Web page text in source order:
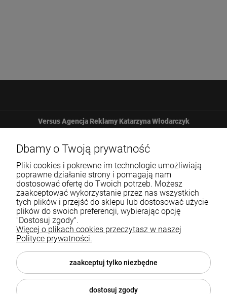
Versus Agencja Reklamy Katarzyna Włodarczyk
Żbicka 161
32-065 Krzeszowice
12 307 25 82
Pomoc
Blog
Dbamy o Twoją prywatność
Pliki cookies i pokrewne im technologie umożliwiają
poprawne działanie strony i pomagają nam
dostosować ofertę do Twoich potrzeb. Możesz
zaakceptować wykorzystanie przez nas wszystkich
tych plików i przejść do sklepu lub dostosować użycie
plików do swoich preferencji, wybierając opcję
"Dostosuj zgody".
Więcej o plikach cookies przeczytasz w naszej
Polityce prywatności.
zaakceptuj tylko niezbędne
dostosuj zgody